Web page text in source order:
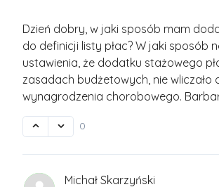
Dzień dobry, w jaki sposób mam
do definicji listy płac? W jaki sposób
ustawienia, że dodatku stażowego
zasadach budżetowych, nie wliczało
wynagrodzenia chorobowego.
0
Michał Skarzyński